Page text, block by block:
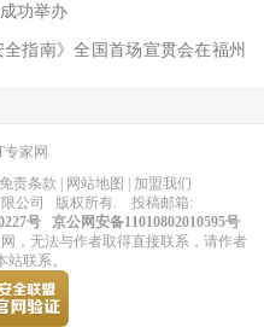
功举办
指南》全国首场宣贯会在福州
专家网
免责条款 网站地图
加盟我们
公司 版权所有. 投稿邮箱:
号
京公网安备11010802010595号
，无法与作者取得直接联系，请作者
站联系。